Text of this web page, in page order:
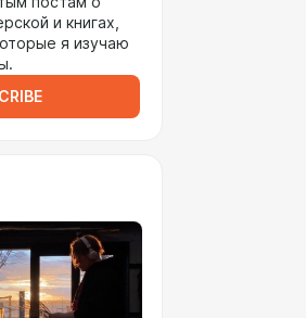
и книгах,
я изучаю